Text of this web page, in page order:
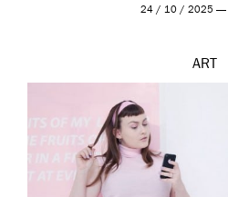
24 / 10 / 2025 —
ART